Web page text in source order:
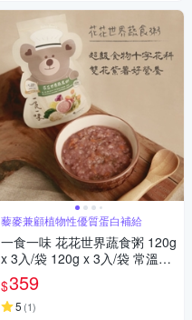
藜麥兼顧植物性優質蛋白補給
一食一味 花花世界蔬食粥 120g
x 3入/袋 120g x 3入/袋 常溫粥/
輕食粥/寶寶粥/副食品
$359
5 (1)